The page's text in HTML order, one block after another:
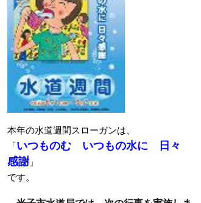
本年の水道週間スローガンは、
「いつものむ いつもの水に 日々
感謝 」
です。